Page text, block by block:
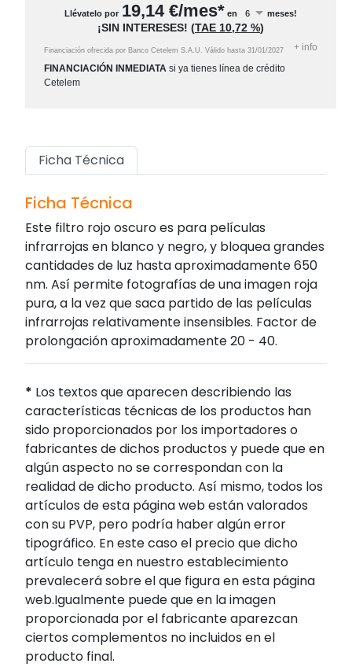
Llévatelo por 19,14€/mes* en meses!
¡SIN INTERESES! (TAE 10,72 %)
Financiación ofrecida por Banco Cetelem S.A.U. Válido hasta 31/01/2027 + info
FINANCIACIÓN INMEDIATA si ya tienes línea de crédito
Cetelem
Ficha Técnica
Ficha Técnica
Este filtro rojo oscuro es para películas
infrarrojas en blanco y negro, y bloquea grandes
cantidades de luz hasta aproximadamente 650
nm. Así permite fotografías de una imagen roja
pura, a la vez que saca partido de las películas
infrarrojas relativamente insensibles. Factor de
prolongación aproximadamente 20 - 40.
* Los textos que aparecen describiendo las
características técnicas de los productos han
sido proporcionados por los importadores o
fabricantes de dichos productos y puede que en
algún aspecto no se correspondan con la
realidad de dicho producto. Así mismo, todos los
artículos de esta página web están valorados
con su PVP, pero podría haber algún error
tipográfico. En este caso el precio que dicho
artículo tenga en nuestro establecimiento
prevalecerá sobre el que figura en esta página
web.Igualmente puede que en la imagen
proporcionada por el fabricante aparezcan
ciertos complementos no incluidos en el
producto final.